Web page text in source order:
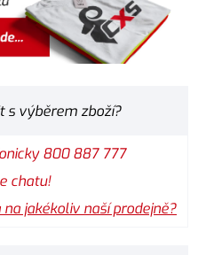
s výběrem zboží?
800 887 777
chatu!
jakékoliv naší prodejně?